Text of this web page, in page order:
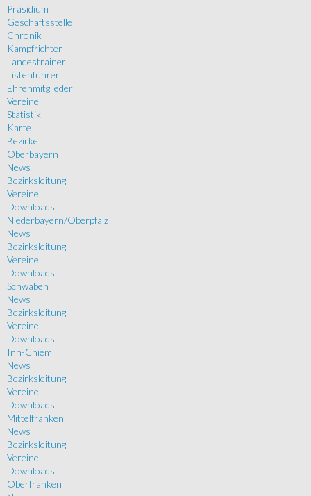
Präsidium
Geschäftsstelle
Chronik
Kampfrichter
Landestrainer
Listenführer
Ehrenmitglieder
Vereine
Statistik
Karte
Bezirke
Oberbayern
News
Bezirksleitung
Vereine
Downloads
Niederbayern/Oberpfalz
News
Bezirksleitung
Vereine
Downloads
Schwaben
News
Bezirksleitung
Vereine
Downloads
Inn-Chiem
News
Bezirksleitung
Vereine
Downloads
Mittelfranken
News
Bezirksleitung
Vereine
Downloads
Oberfranken